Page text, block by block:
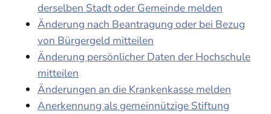
derselben Stadt oder Gemeinde melden
Änderung nach Beantragung oder bei Bezug
von Bürgergeld mitteilen
Änderung persönlicher Daten der Hochschule
mitteilen
Änderungen an die Krankenkasse melden
Anerkennung als gemeinnützige Stiftung